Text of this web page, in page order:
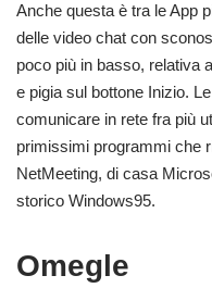
Anche questa è tra le App
delle video chat con
poco più in basso, relativa
e pigia sul bottone Inizio.
comunicare in rete fra più
primissimi programmi che
NetMeeting, di casa
storico Windows95.
Omegle